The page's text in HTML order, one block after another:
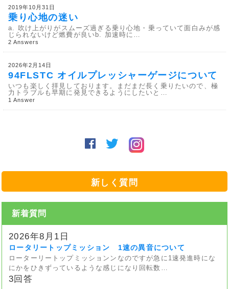
2019年10月31日
乗り心地の迷い
a. 吹け上がりがスムーズ過ぎる乗り心地・乗っていて面白みが感
じられないけど燃費が良いb. 加速時に…
2 Answers
2026年2月14日
94FLSTC オイルプレッシャーゲージについて
いつも楽しく拝見しております。まだまだ長く乗りたいので、極
力トラブルも早期に発見できるようにしたいと…
1 Answer
新しく質問
新着質問
2026年8月1日
ロータリートップミッション 1速の異音について
ローターリートップミッションンなのですが急に1速発進時にな
にかをひきずっているような感じになり回転数…
3回答